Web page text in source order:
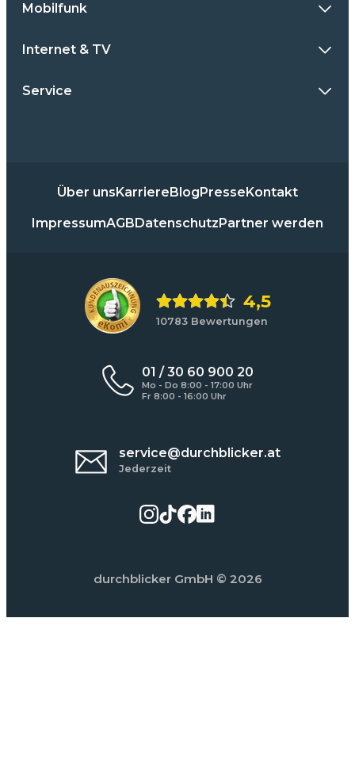
Mobilfunk
Internet & TV
Service
Über unsKarriereBlogPresseKontakt
ImpressumAGBDatenschutzPartner werden
4,5
10783 Bewertungen
01 / 30 60 900 20
Mo - Do 8:00 - 17:00 Uhr
Fr 8:00 - 16:00 Uhr
service@durchblicker.at
Jederzeit
durchblicker GmbH © 2026